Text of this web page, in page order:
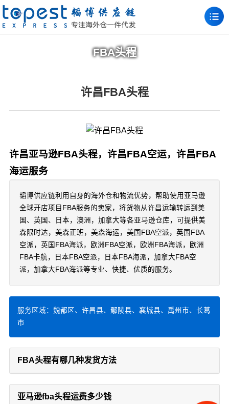
FBA头程
许昌FBA头程
许昌亚马逊FBA头程，许昌FBA空运，许昌FBA
海运服务
韬博供应链利用自身的海外仓和物流优势，帮助使用亚马逊
全球开店项目FBA服务的卖家，将货物从许昌运输转运到美
国、英国、日本，澳洲，加拿大等各亚马逊仓库，可提供美
森限时达，美森正班，美森海运，美国FBA空派，英国FBA
空派，英国FBA海派，欧洲FBA空派，欧洲FBA海派，欧洲
FBA卡航，日本FBA空派，日本FBA海派，加拿大FBA空
派，加拿大FBA海派等专业、快捷、优质的服务。
服务区域：魏都区、许昌县、鄢陵县、襄城县、禹州市、长葛
市
FBA头程有哪几种发货方法
亚马逊fba头程运费多少钱